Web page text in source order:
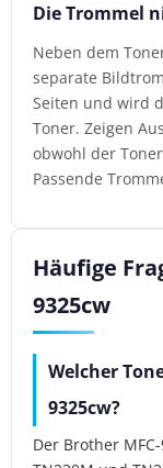
Die Trommel
Neben dem
separate
Seiten und wird
Toner. Zeigen
obwohl der
Passende
Häufige
9325cw
Welcher
9325cw?
Der Brother